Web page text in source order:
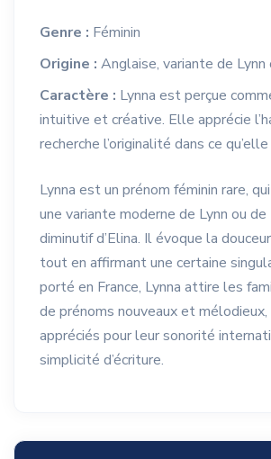
Genre : Féminin
Origine : Anglaise, variante de Lynn
Caractère : Lynna est perçue
intuitive et créative. Elle apprécie
recherche l’originalité dans ce
Lynna est un prénom féminin rare,
une variante moderne de Lynn ou de
diminutif d’Elina. Il évoque la
tout en affirmant une certaine
porté en France, Lynna attire les
de prénoms nouveaux et
appréciés pour leur sonorité
simplicité d’écriture.